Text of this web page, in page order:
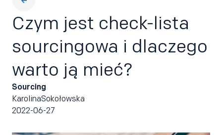
Czym jest check-lista
sourcingowa i dlaczego
warto ją mieć?
Sourcing
KarolinaSokołowska
2022-06-27